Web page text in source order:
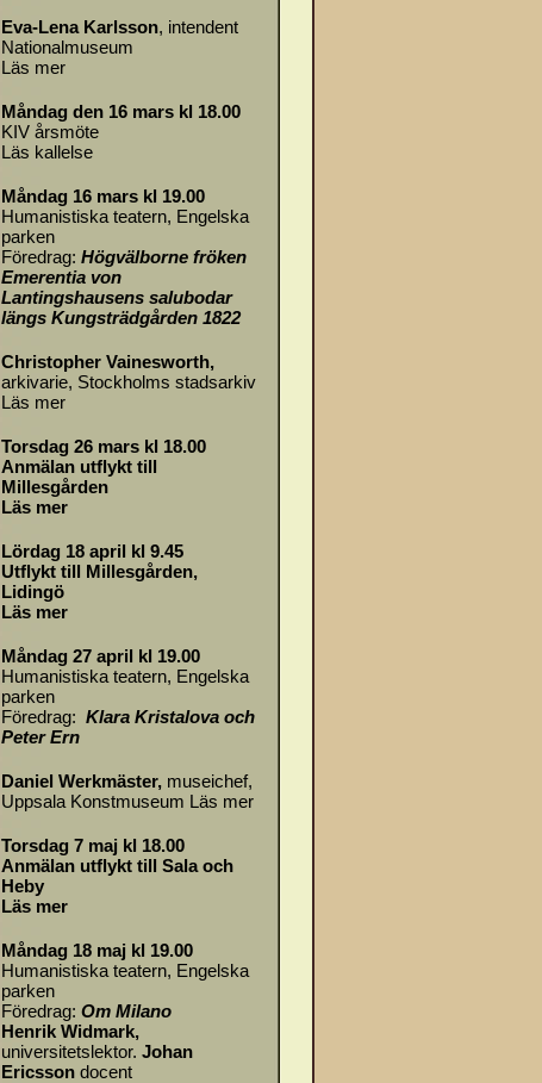
Eva-Lena Karlsson, intendent
Nationalmuseum
Läs mer
Måndag den 16 mars kl 18.00
KIV årsmöte
Läs kallelse
Måndag 16 mars kl 19.00
Humanistiska teatern, Engelska
parken
Föredrag: Högvälborne fröken
Emerentia von
Lantingshausens salubodar
längs Kungsträdgården 1822
Christopher Vainesworth,
arkivarie, Stockholms stadsarkiv
Läs mer
Torsdag 26 mars kl 18.00
Anmälan utflykt till
Millesgården
Läs mer
Lördag 18 april kl 9.45
Utflykt till Millesgården,
Lidingö
Läs mer
Måndag 27 april kl 19.00
Humanistiska teatern, Engelska
parken
Föredrag: Klara Kristalova och
Peter Ern
Daniel Werkmäster, museichef,
Uppsala Konstmuseum Läs mer
Torsdag 7 maj kl 18.00
Anmälan utflykt till Sala och
Heby
Läs mer
Måndag 18 maj kl 19.00
Humanistiska teatern, Engelska
parken
Föredrag: Om Milano
Henrik Widmark,
universitetslektor. Johan
Ericsson docent